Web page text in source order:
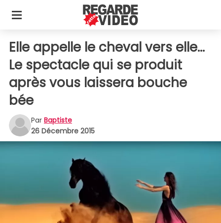
Elle appelle le cheval vers elle...
Le spectacle qui se produit
après vous laissera bouche
bée
Par Baptiste
26 Décembre 2015